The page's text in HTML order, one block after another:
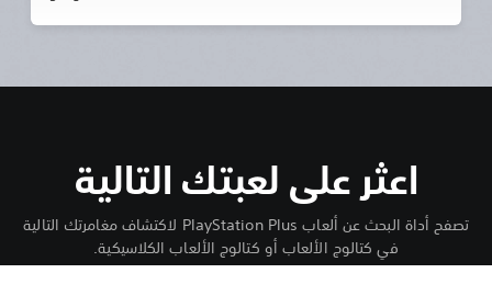
اعثر على لعبتك التالية
تصفح أداة البحث عن ألعاب PlayStation Plus لاكتشاف مغامرتك التالية
في كتالوج الألعاب أو كتالوج الألعاب الكلاسيكية.